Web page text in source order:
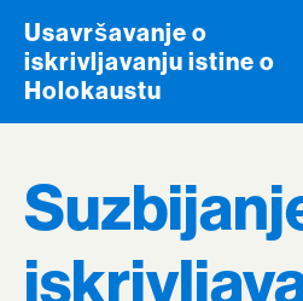
Skip to content
Usavršavanje o
iskrivljavanju istine o
Holokaustu